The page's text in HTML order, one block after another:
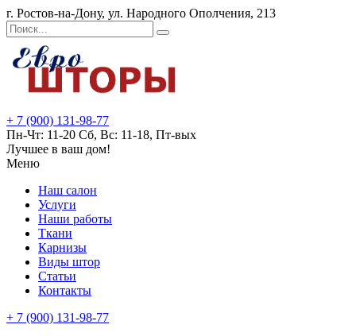
г. Ростов-на-Дону, ул. Народного Ополчения, 213
+ 7 (900) 131-98-77
Пн-Чт: 11-20 Сб, Вс: 11-18, Пт-вых
Лучшее в ваш дом!
Меню
Наш салон
Услуги
Наши работы
Ткани
Карнизы
Виды штор
Статьи
Контакты
+ 7 (900) 131-98-77